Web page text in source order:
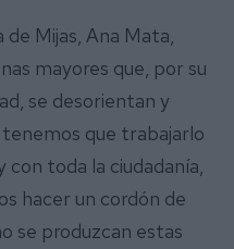
Mijas, Ana Mata,
mayores que, por su
se desorientan y
tenemos que trabajarlo
toda la ciudadanía,
hacer un cordón de
se produzcan estas